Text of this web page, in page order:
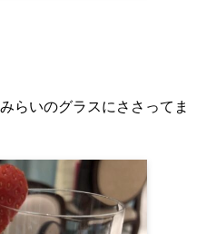
らいのグラスにささってま